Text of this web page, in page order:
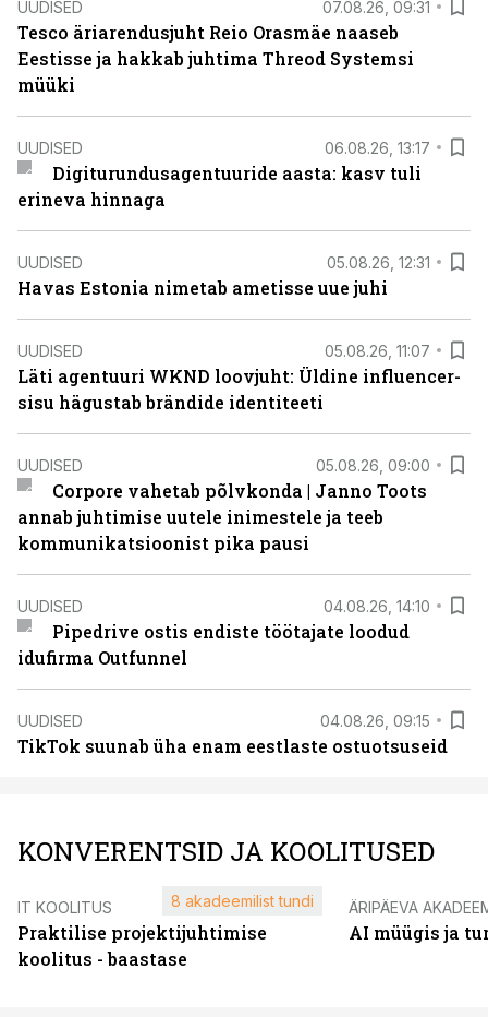
UUDISED 07.08.26, 09:31
Tesco äriarendusjuht Reio Orasmäe naaseb
Eestisse ja hakkab juhtima Threod Systemsi
müüki
UUDISED 06.08.26, 13:17
Digiturundusagentuuride aasta: kasv tuli
erineva hinnaga
UUDISED 05.08.26, 12:31
Havas Estonia nimetab ametisse uue juhi
UUDISED 05.08.26, 11:07
Läti agentuuri WKND loovjuht: Üldine influencer-
sisu hägustab brändide identiteeti
UUDISED 05.08.26, 09:00
Corpore vahetab põlvkonda | Janno Toots
annab juhtimise uutele inimestele ja teeb
kommunikatsioonist pika pausi
UUDISED 04.08.26, 14:10
Pipedrive ostis endiste töötajate loodud
idufirma Outfunnel
UUDISED 04.08.26, 09:15
TikTok suunab üha enam eestlaste ostuotsuseid
KONVERENTSID JA KOOLITUSED
IT KOOLITUS
Praktilise projektijuhtimise
koolitus - baastase
8 akadeemilist tundi ÄRIPÄEVA
AI müügis ja